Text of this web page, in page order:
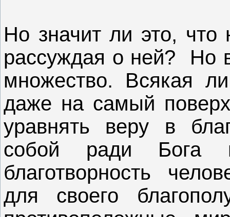
Но значит ли это, что
рассуждая о ней? Но
множество. Всякая
даже на самый
уравнять веру в
собой ради
благотворность
для своего